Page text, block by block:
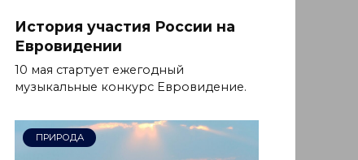
История участия России на
Евровидении
10 мая стартует ежегодный
музыкальные конкурс Евровидение.
ПРИРОДА